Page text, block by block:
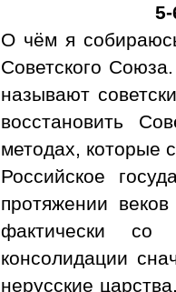
О чём я
Советского
называют
восстановить
методах, которые
Российское
протяжении
фактически со
консолидации
нерусские